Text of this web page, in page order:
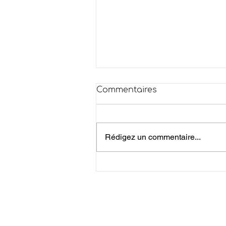
Risque Incendie
Commentaires
Rédigez un commentaire...